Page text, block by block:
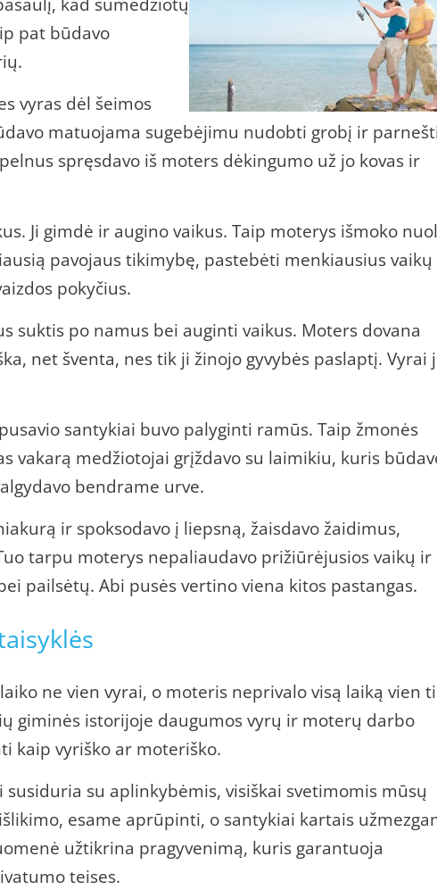
kad sumedžiotų
pat būdavo
vyras dėl šeimos
matuojama sugebėjimu nudobti grobį ir
spręsdavo iš moters dėkingumo už jo kovas ir
Ji gimdė ir augino vaikus. Taip moterys išmoko
pavojaus tikimybę, pastebėti menkiausius
pokyčius.
suktis po namus bei auginti vaikus. Moters dovana
net šventa, nes tik ji žinojo gyvybės paslaptį. Vyrai
santykiai buvo palyginti ramūs. Taip žmonės
vakarą medžiotojai grįždavo su laimikiu, kuris
bendrame urve.
ir spoksodavo į liepsną, žaisdavo žaidimus,
tarpu moterys nepaliaudavo prižiūrėjusios vaikų ir
pailsėtų. Abi pusės vertino viena kitos pastangas.
ne vien vyrai, o moteris neprivalo visą laiką vien
giminės istorijoje daugumos vyrų ir moterų darbo
kaip vyriško ar moteriško.
su aplinkybėmis, visiškai svetimomis mūsų
esame aprūpinti, o santykiai kartais
užtikrina pragyvenimą, kuris garantuoja
teises.